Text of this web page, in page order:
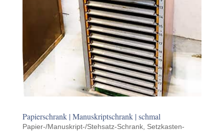
Papier­schrank | Manuskriptschrank | schmal
Papier-/Manuskript-/Stehsatz-Schrank, Setzkasten-